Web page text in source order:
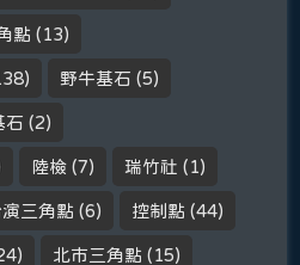
點 (13)
野牛基石 (5)
石 (2)
陸檢 (7) 瑞竹社 (1)
演三角點 (6) 控制點 (44)
北市三角點 (15)